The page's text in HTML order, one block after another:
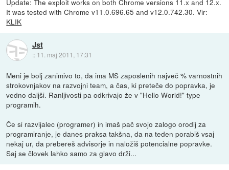
Update: The exploit works on both Chrome versions 11.x and 12.x.
It was tested with Chrome v11.0.696.65 and v12.0.742.30. Vir:
KLIK
Jst
:: 11. maj 2011, 17:31
Meni je bolj zanimivo to, da ima MS zaposlenih največ % varnostnih
strokovnjakov na razvojni team, a čas, ki preteče do popravka, je
vedno daljši. Ranljivosti pa odkrivajo že v "Hello World!" type
programih.
Če si razvijalec (programer) in imaš pač svojo zalogo orodij za
programiranje, je danes praksa takšna, da na teden porabiš vsaj
nekaj ur, da prebereš advisorje in naložiš potencialne popravke.
Saj se človek lahko samo za glavo drži...